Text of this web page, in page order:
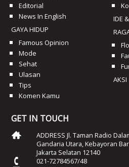
Editorial
News In English
GAYA HIDUP
Famous Opinion
Mode
Sehat
Ulasan
Tips
Komen Kamu
IDE
AKSI
GET IN TOUCH
ADDRESS Jl. Taman Radio
Gandaria Utara, Kebayoran
Jakarta Selatan 12140
021-72784567/48